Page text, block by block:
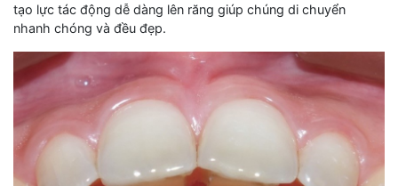
tạo lực tác động dễ dàng lên răng giúp chúng di chuyển
nhanh chóng và đều đẹp.